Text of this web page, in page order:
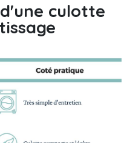
culotte